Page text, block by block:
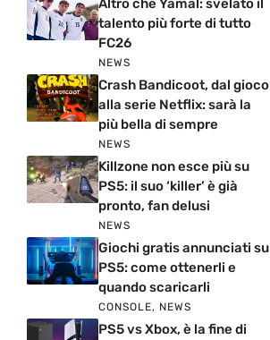
Altro che Yamal: svelato il
talento più forte di tutto
FC26
NEWS
Crash Bandicoot, dal gioco
alla serie Netflix: sarà la
più bella di sempre
NEWS
Killzone non esce più su
PS5: il suo ‘killer’ è già
pronto, fan delusi
NEWS
Giochi gratis annunciati su
PS5: come ottenerli e
quando scaricarli
CONSOLE, NEWS
PS5 vs Xbox, è la fine di